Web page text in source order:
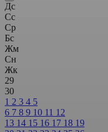
Дс
Сс
Ср
Бс
Жм
Сн
Жк
29
30
1 2 3 4 5
6 7 8 9 10 11 12
13 14 15 16 17 18 19